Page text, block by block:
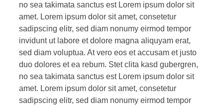
no sea takimata sanctus est Lorem ipsum dolor sit
amet. Lorem ipsum dolor sit amet, consetetur
sadipscing elitr, sed diam nonumy eirmod tempor
invidunt ut labore et dolore magna aliquyam erat,
sed diam voluptua. At vero eos et accusam et justo
duo dolores et ea rebum. Stet clita kasd gubergren,
no sea takimata sanctus est Lorem ipsum dolor sit
amet. Lorem ipsum dolor sit amet, consetetur
sadipscing elitr, sed diam nonumy eirmod tempor